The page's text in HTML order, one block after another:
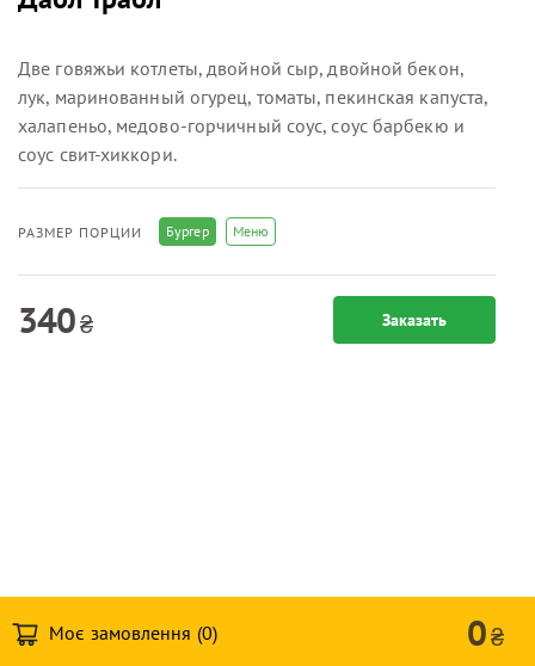
Две говяжьи котлеты, двойной сыр, двойной бекон,
лук, маринованный огурец, томаты, пекинская капуста,
халапеньо, медово-горчичный соус, соус барбекю и
соус свит-хиккори.
РАЗМЕР ПОРЦИИ Бургер Меню
340₴ Заказать
Моє замовлення (0) 0₴